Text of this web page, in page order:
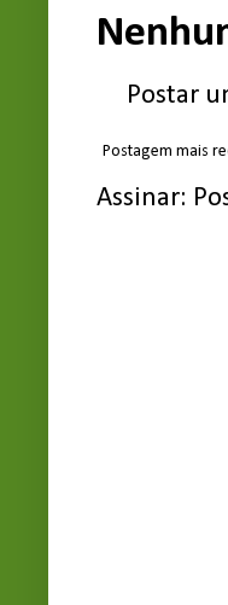
Postar
Postagem mais
Assinar: